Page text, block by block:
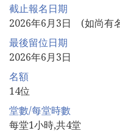
截止報名日期
2026年6月3日 (如尚有
最後留位日期
2026年6月3日
名額
14位
堂數/每堂時數
每堂1小時,共4堂